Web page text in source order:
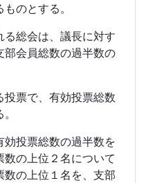
のとする。
る総会は、議長に対す
部会員総数の過半数の
投票で、有効投票総数
効投票総数の過半数を
の上位２名について
の上位１名を、支部